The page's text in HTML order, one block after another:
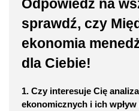
Odpowiedz na
sprawdź, czy
ekonomia
dla Ciebie!
1. Czy interesuje Cię
ekonomicznych i ich